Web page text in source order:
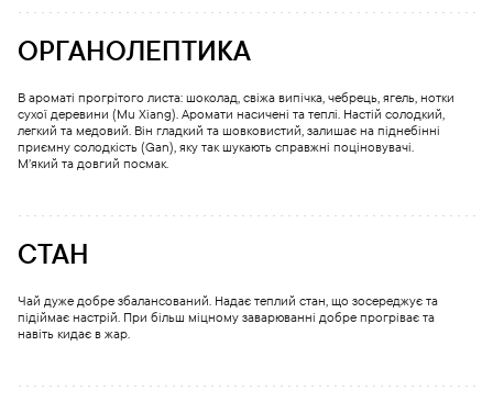
ОРГАНОЛЕПТИКА
В ароматі прогрітого листа: шоколад, свіжа випічка, чебрець, ягель, нотки
сухої деревини (Mu Xiang). Аромати насичені та теплі. Настій солодкий,
легкий та медовий. Він гладкий та шовковистий, залишає на піднебінні
приємну солодкість (Gan), яку так шукають справжні поціновувачі.
М’який та довгий посмак.
СТАН
Чай дуже добре збалансований. Надає теплий стан, що зосереджує та
підіймає настрій. При більш міцному заварюванні добре прогріває та
навіть кидає в жар.